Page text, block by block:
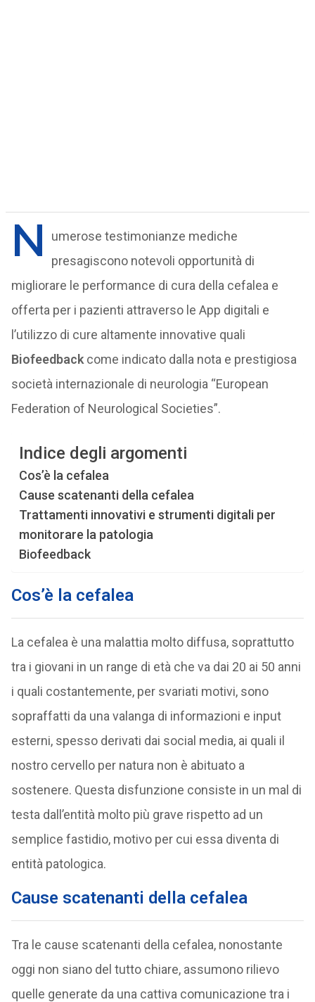
N
umerose testimonianze mediche
presagiscono notevoli opportunità di
migliorare le performance di cura della cefalea e
offerta per i pazienti attraverso le App digitali e
l’utilizzo di cure altamente innovative quali
Biofeedbackcome indicato dalla nota e prestigiosa
società internazionale di neurologia “European
Federation of Neurological Societies”.
Indice degli argomenti
Cos’è la cefalea
Cause scatenanti della cefalea
Trattamenti innovativi e strumenti digitali per
monitorare la patologia
Biofeedback
Cos’è la cefalea
La cefalea è una malattia molto diffusa, soprattutto
tra i giovani in un range di età che va dai 20 ai 50 anni
i quali costantemente, per svariati motivi, sono
sopraffatti da una valanga di informazioni e input
esterni, spesso derivati dai social media, ai quali il
nostro cervello per natura non è abituato a
sostenere. Questa disfunzione consiste in un mal di
testa dall’entità molto più grave rispetto ad un
semplice fastidio, motivo per cui essa diventa di
entità patologica.
Cause scatenanti della cefalea
Tra le cause scatenanti della cefalea, nonostante
oggi non siano del tutto chiare, assumono rilievo
quelle generate da una cattiva comunicazione tra i